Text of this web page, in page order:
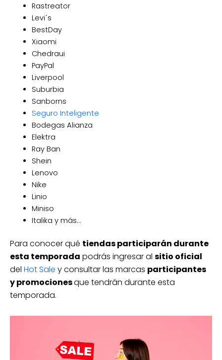
Rastreator
Levi´s
BestDay
Xiaomi
Chedraui
PayPal
Liverpool
Suburbia
Sanborns
Seguro Inteligente
Bodegas Alianza
Elektra
Ray Ban
Shein
Lenovo
Nike
Linio
Miniso
Italika y más…
Para conocer qué tiendas participarán durante
esta temporada podrás ingresar al sitio oficial
del Hot Sale y consultar las marcas participantes
y promocionesque tendrán durante esta
temporada.